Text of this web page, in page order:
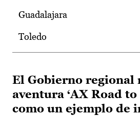
Guadalajara
Toledo
El Gobierno regional
aventura ‘AX Road to
como un ejemplo de